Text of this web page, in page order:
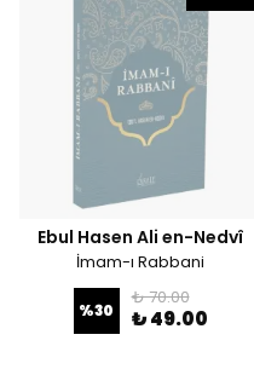
Ebul Hasen Ali en-Nedvî
İmam-ı Rabbani
%30
₺ 70.00
₺ 49.00